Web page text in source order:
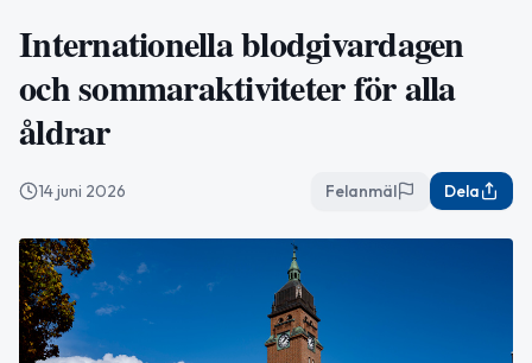
Internationella blodgivardagen
och sommaraktiviteter för alla
åldrar
14 juni 2026 Felanmäl Dela